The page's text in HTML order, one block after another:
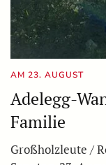
AM 23. AUGUST
Adelegg-
Familie
Großholzleute /